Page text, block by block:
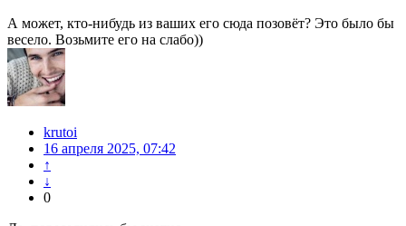
А может, кто-нибудь из ваших его сюда позовёт? Это было бы
весело. Возьмите его на слабо))
krutoi
16 апреля 2025, 07:42
↑
↓
0